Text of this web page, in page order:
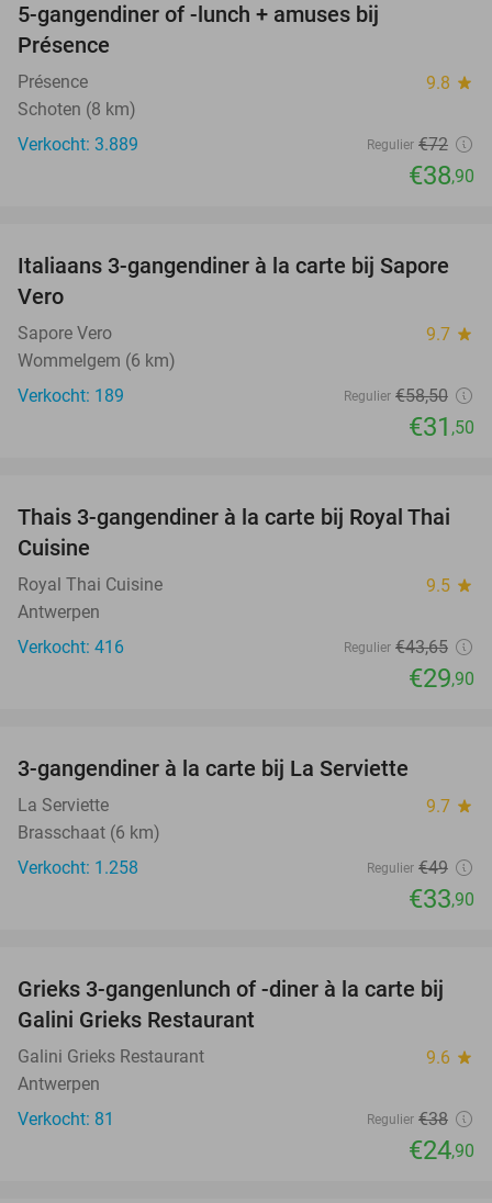
5-gangendiner of -lunch + amuses bij
Présence
Présence 9.8 star
Schoten (8 km)
Verkocht: 3.889
Regulier €72
€38,90
46%
Italiaans 3-gangendiner à la carte bij Sapore
Vero
Sapore Vero 9.7 star
Wommelgem (6 km)
Verkocht: 189
Regulier €58,50
€31 ,50
32%
Thais 3-gangendiner à la carte bij Royal Thai
Cuisine
Royal Thai Cuisine 9.5 star
Antwerpen
Verkocht: 416
Regulier €43,65
€29,90
3-gangendiner à la carte bij La Serviette
La Serviette 9.7 star
Brasschaat (6 km)
Verkocht: 1.258
Regulier €49
€33,90
34%
Grieks 3-gangenlunch of -diner à la carte bij
Galini Grieks Restaurant
Galini Grieks Restaurant 9.6 star
Antwerpen
Verkocht: 81
Regulier €38
€24,90